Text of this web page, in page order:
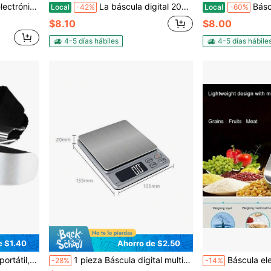
accesorios para cocina del hogar y exteriores
Local -42% La báscula digital 2025, con pantalla LCD de alta definición y visualización de temperatura (con opción de cambiar entre kilogramos y libras), ofrece una plataforma ultra ancha y pesaje electrónico de alta precisión. Esta báscula de 170 kg (396 libras)
$8.10
4-5 días hábiles
Local -60% Báscula para peso corporal,
$8.00
4-5 días
$1.40
de viaje, capacidad de pesaje
en Pantalla retroiluminada Básculas de pesaje
Ahorro de $2.50
-28% 1 pieza Báscula digital multiusos para cocina, pequeña báscula de acero inoxidable para café y cocina, capacidad máxima de 3 kg, convertible a múltiples unidades (g, oz, lb:oz), mini báscula para alimentos, báscula electrónica profesional para joyería, pantalla de cristal líquido retroiluminada, para escalas de cocina en el hogar, viajes, alimentos (no incluye baterías AAA) -14% Báscula electrónica multifuncional de alta precisión | Alta precisión | Uso dual para